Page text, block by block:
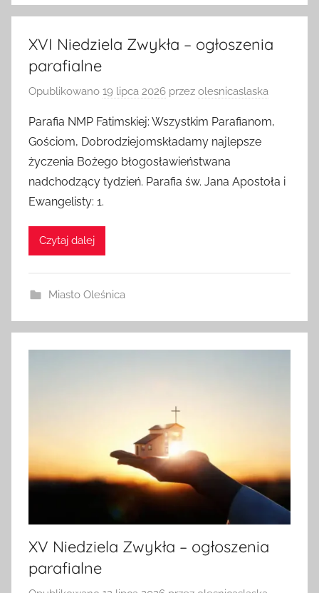
XVI Niedziela Zwykła – ogłoszenia
parafialne
Opublikowano 19 lipca 2026 przez olesnicaslaska
Parafia NMP Fatimskiej: Wszystkim Parafianom,
Gościom, Dobrodziejomskładamy najlepsze
życzenia Bożego błogosławieństwana
nadchodzący tydzień. Parafia św. Jana Apostoła i
Ewangelisty: 1.
Czytaj dalej
Miasto Oleśnica
XV Niedziela Zwykła – ogłoszenia
parafialne